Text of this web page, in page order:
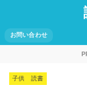
お問い合わせ
子供 読書